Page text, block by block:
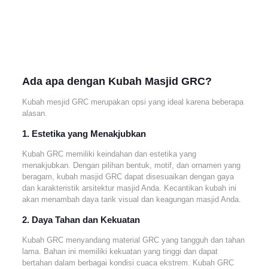
Ada apa dengan Kubah Masjid GRC?
Kubah mesjid GRC merupakan opsi yang ideal karena beberapa
alasan.
1. Estetika yang Menakjubkan
Kubah GRC memiliki keindahan dan estetika yang
menakjubkan. Dengan pilihan bentuk, motif, dan ornamen yang
beragam, kubah masjid GRC dapat disesuaikan dengan gaya
dan karakteristik arsitektur masjid Anda. Kecantikan kubah ini
akan menambah daya tarik visual dan keagungan masjid Anda.
2. Daya Tahan dan Kekuatan
Kubah GRC menyandang material GRC yang tangguh dan tahan
lama. Bahan ini memiliki kekuatan yang tinggi dan dapat
bertahan dalam berbagai kondisi cuaca ekstrem. Kubah GRC